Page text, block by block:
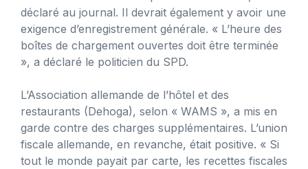
déclaré au journal. Il devrait également y avoir une
exigence d’enregistrement générale. « L’heure des
boîtes de chargement ouvertes doit être terminée
», a déclaré le politicien du SPD.
L’Association allemande de l’hôtel et des
restaurants (Dehoga), selon « WAMS », a mis en
garde contre des charges supplémentaires. L’union
fiscale allemande, en revanche, était positive. « Si
tout le monde payait par carte, les recettes fiscales